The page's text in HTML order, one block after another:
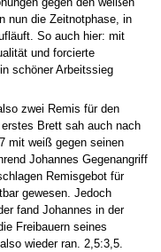
nun die Zeitnotphase, in
So auch hier: mit
und forcierte
schöner Arbeitssieg
zwei Remis für den
Brett sah auch nach
mit weiß gegen seinen
Johannes Gegenangriff
Remisgebot für
gewesen. Jedoch
fand Johannes in der
Freibauern seines
wieder ran. 2,5:3,5.